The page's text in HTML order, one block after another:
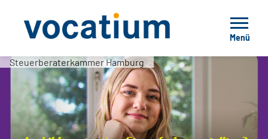
Menü
Steuerberaterkammer Hamburg